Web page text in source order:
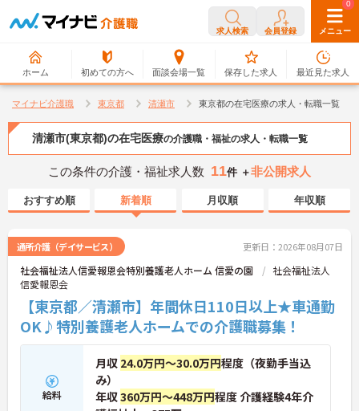
求人検索 会員登録 メニュー
ホーム 初めての方へ 面談会場一覧
0
保存した求人
0
最近見た求人
マイナビ介護職 東京都 清瀬市 東京都の在宅医療の求人・転職一覧
清瀬市(東京都)の在宅医療の介護職・福祉の求人・転職一覧
この条件の介護・福祉求人数 11件 ＋非公開求人
おすすめ順 新着順 月収順 年収順
通所介護（デイサービス） 更新日：2026年08月07日
社会福祉法人信愛報恩会特別養護老人ホーム 信愛の園
社会福祉法人
信愛報恩会
【東京都／清瀬市】年間休日110日以上★車通勤
OK♪特別養護老人ホームでの介護職募集！
給料
月収 24.0万円～30.0万円程度（夜勤手当込
み）
年収360万円～448万円程度 介護経験4年介